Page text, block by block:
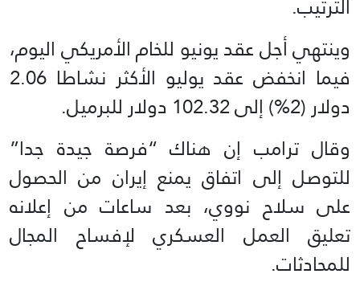
وينتهي أجل عقد يونيو للخام الأمريكي اليوم،
فيما انخفض عقد يوليو الأكثر نشاطا 2.06
دولار (2%) إلى 102.32 دولار للبرميل.
وقال ترامب إن هناك “فرصة جيدة جدا”
للتوصل إلى اتفاق يمنع إيران من الحصول
على سلاح نووي، بعد ساعات من إعلانه
تعليق العمل العسكري لإفساح المجال
للمحادثات.